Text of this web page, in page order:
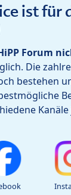
ist für
Forum
Die
bestehen